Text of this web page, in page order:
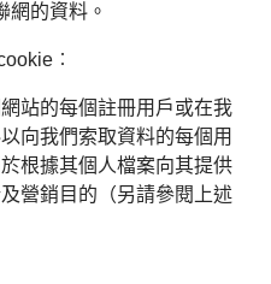
網的資料。
站的每個註冊用戶或在我
向我們索取資料的每個用
根據其個人檔案向其提供
營銷目的（另請參閱上述